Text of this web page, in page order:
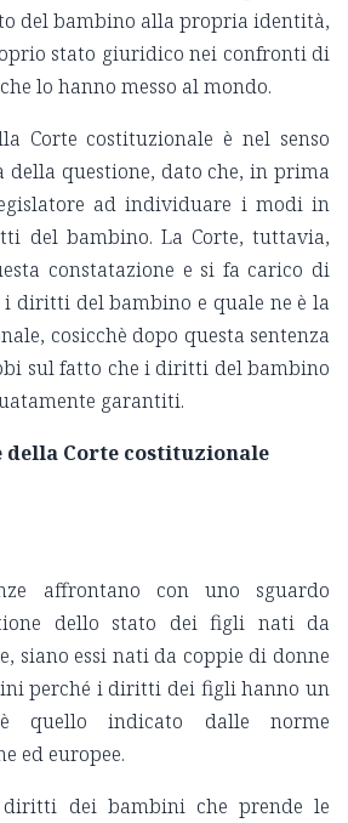
del bambino alla propria identità,
stato giuridico nei confronti di
lo hanno messo al mondo.
Corte costituzionale è nel senso
della questione, dato che, in prima
ad individuare i modi in
del bambino. La Corte, tuttavia,
constatazione e si fa carico di
diritti del bambino e quale ne è la
cosicchè dopo questa sentenza
sul fatto che i diritti del bambino
garantiti.
della Corte costituzionale
affrontano con uno sguardo
dello stato dei figli nati da
siano essi nati da coppie di donne
perché i diritti dei figli hanno un
quello indicato dalle norme
ed europee.
dei bambini che prende le